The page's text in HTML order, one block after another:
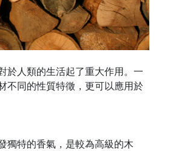
於人類的生活起了重大作用。一
不同的性質特徵，更可以應用於
獨特的香氣，是較為高級的木